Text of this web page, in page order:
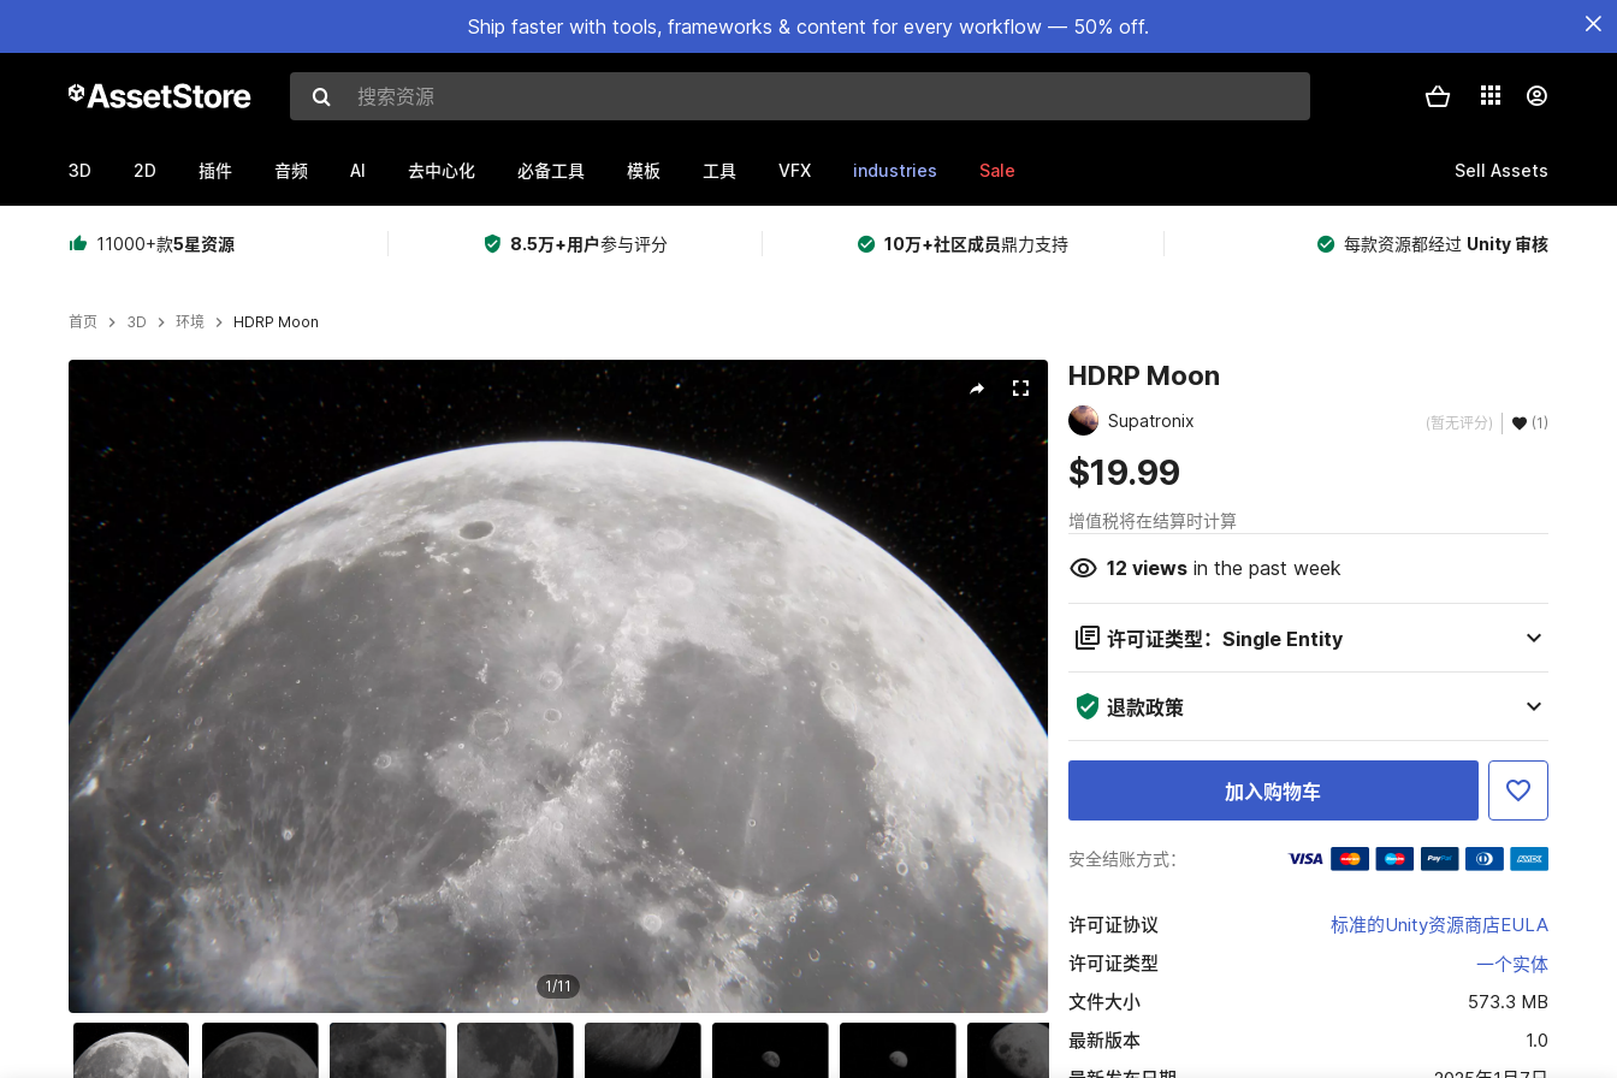
Ship faster with tools, frameworks & content for every workflow — 50% off.
搜索资源
3D 2D 插件 音频 AI 去中心化 必备工具 模板 工具 VFX industries Sale Sell Assets
11000+款5星资源 8.5万+用户参与评分 10万+社区成员鼎力支持 每款资源都经过 Unity 审核
首页 3D 环境 HDRP Moon
当前幻灯片：1 / 11
1/11
HDRP Moon
Supatronix (暂无评分) (1)
$19.99
增值税将在结算时计算
12 viewsin the past week
许可证类型：Single Entity
退款政策
加入购物车
安全结账方式：
许可证协议
标准的Unity资源商店EULA
许可证类型
一个实体
文件大小
573.3 MB
最新版本
1.0